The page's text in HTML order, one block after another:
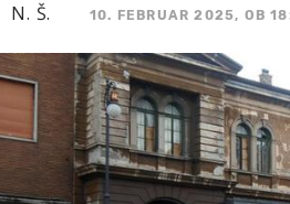
N. Š. 10. FEBRUAR 2025, OB